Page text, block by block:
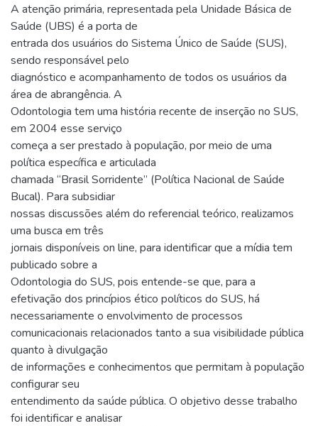
A atenção primária, representada pela Unidade Básica de
Saúde (UBS) é a porta de
entrada dos usuários do Sistema Único de Saúde (SUS),
sendo responsável pelo
diagnóstico e acompanhamento de todos os usuários da
área de abrangência. A
Odontologia tem uma história recente de inserção no SUS,
em 2004 esse serviço
começa a ser prestado à população, por meio de uma
política específica e articulada
chamada “Brasil Sorridente” (Política Nacional de Saúde
Bucal). Para subsidiar
nossas discussões além do referencial teórico, realizamos
uma busca em três
jornais disponíveis on line, para identificar que a mídia tem
publicado sobre a
Odontologia do SUS, pois entende-se que, para a
efetivação dos princípios ético políticos do SUS, há
necessariamente o envolvimento de processos
comunicacionais relacionados tanto a sua visibilidade pública
quanto à divulgação
de informações e conhecimentos que permitam à população
configurar seu
entendimento da saúde pública. O objetivo desse trabalho
foi identificar e analisar